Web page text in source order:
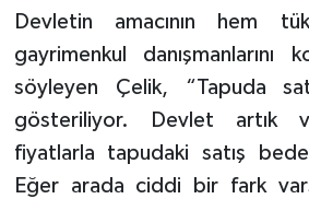
Devletin amacının hem
gayrimenkul danışmanlarını
söyleyen Çelik, “Tapuda
gösteriliyor. Devlet artık
fiyatlarla tapudaki satış
Eğer arada ciddi bir fark